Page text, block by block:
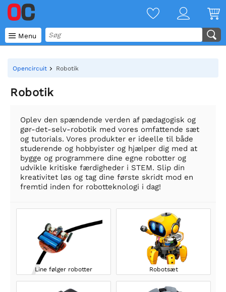
 Menu
Opencircuit Robotik
Robotik
Oplev den spændende verden af pædagogisk og
gør-det-selv-robotik med vores omfattende sæt
og tutorials. Vores produkter er ideelle til både
studerende og hobbyister og hjælper dig med at
bygge og programmere dine egne robotter og
udvikle kritiske færdigheder i STEM. Slip din
kreativitet løs og tag dine første skridt mod en
fremtid inden for robotteknologi i dag!
Line følger robotter Robotsæt